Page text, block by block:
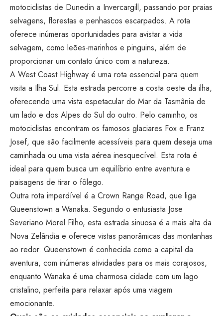
motociclistas de Dunedin a Invercargill, passando por praias
selvagens, florestas e penhascos escarpados. A rota
oferece inúmeras oportunidades para avistar a vida
selvagem, como leões-marinhos e pinguins, além de
proporcionar um contato único com a natureza.
A West Coast Highway é uma rota essencial para quem
visita a Ilha Sul. Esta estrada percorre a costa oeste da ilha,
oferecendo uma vista espetacular do Mar da Tasmânia de
um lado e dos Alpes do Sul do outro. Pelo caminho, os
motociclistas encontram os famosos glaciares Fox e Franz
Josef, que são facilmente acessíveis para quem deseja uma
caminhada ou uma vista aérea inesquecível. Esta rota é
ideal para quem busca um equilíbrio entre aventura e
paisagens de tirar o fôlego.
Outra rota imperdível é a Crown Range Road, que liga
Queenstown a Wanaka. Segundo o entusiasta Jose
Severiano Morel Filho, esta estrada sinuosa é a mais alta da
Nova Zelândia e oferece vistas panorâmicas das montanhas
ao redor. Queenstown é conhecida como a capital da
aventura, com inúmeras atividades para os mais corajosos,
enquanto Wanaka é uma charmosa cidade com um lago
cristalino, perfeita para relaxar após uma viagem
emocionante.